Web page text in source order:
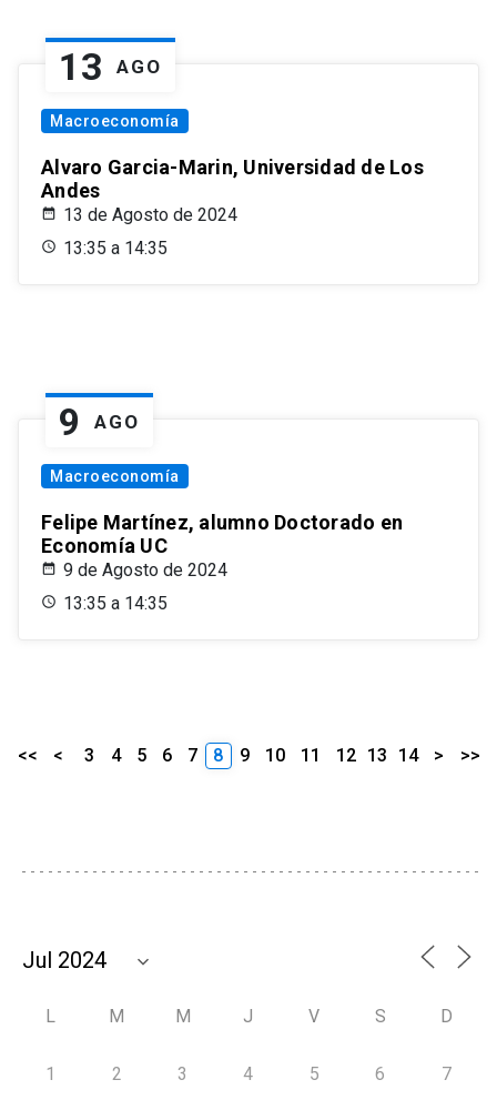
13 AGO
Macroeconomía
Alvaro Garcia-Marin, Universidad de Los
Andes
13 de Agosto de 2024
13:35 a 14:35
9 AGO
Macroeconomía
Felipe Martínez, alumno Doctorado en
Economía UC
9 de Agosto de 2024
13:35 a 14:35
<< < 3 4 5 6 7 8 9 10 11 12 13 14 > >>
L M M J V S D
1 2 3 4 5 6 7